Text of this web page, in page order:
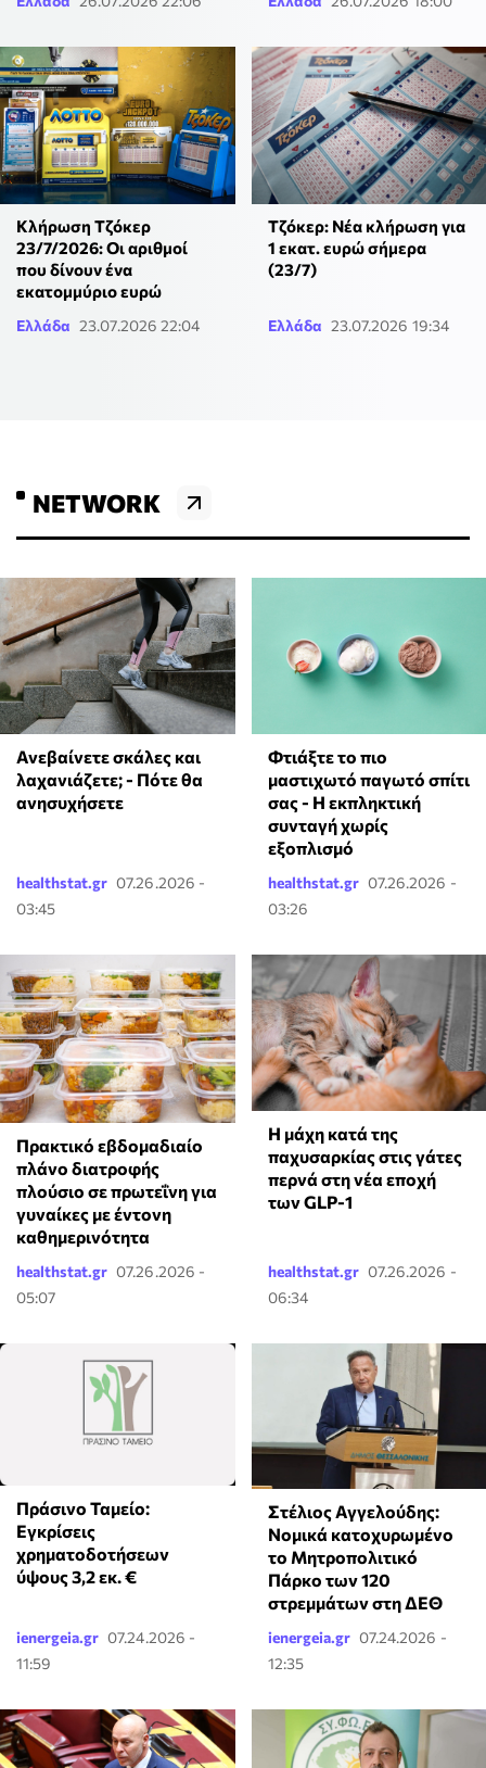
Κλήρωση Τζόκερ
23/7/2026: Οι αριθμοί
που δίνουν ένα
εκατομμύριο ευρώ
Ελλάδα 23.07.2026 22:04
Τζόκερ: Νέα κλήρωση για
1 εκατ. ευρώ σήμερα
(23/7)
Ελλάδα 23.07.2026 19:34
NETWORK
Ανεβαίνετε σκάλες και
λαχανιάζετε; - Πότε θα
ανησυχήσετε
healthstat.gr 07.26.2026 -
03:45
Φτιάξτε το πιο
μαστιχωτό παγωτό σπίτι
σας - Η εκπληκτική
συνταγή χωρίς
εξοπλισμό
healthstat.gr 07.26.2026 -
03:26
Πρακτικό εβδομαδιαίο
πλάνο διατροφής
πλούσιο σε πρωτεΐνη για
γυναίκες με έντονη
καθημερινότητα
healthstat.gr 07.26.2026 -
05:07
Η μάχη κατά της
παχυσαρκίας στις γάτες
περνά στη νέα εποχή
των GLP-1
healthstat.gr 07.26.2026 -
06:34
Πράσινο Ταμείο:
Εγκρίσεις
χρηματοδοτήσεων
ύψους 3,2 εκ. €
ienergeia.gr 07.24.2026 -
11:59
Στέλιος Αγγελούδης:
Νομικά κατοχυρωμένο
το Μητροπολιτικό
Πάρκο των 120
στρεμμάτων στη ΔΕΘ
ienergeia.gr 07.24.2026 -
12:35